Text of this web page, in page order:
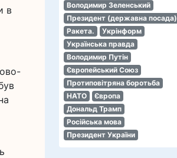
Володимир Зеленський
Президент (державна посада)
Ракета.
Укрінформ
Українська правда
Володимир Путін
Європейський Союз
Протиповітряна боротьба
НАТО
Європа
Дональд Трамп
Російська мова
Президент України
в